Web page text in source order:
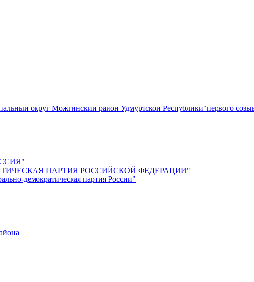
округ Можгинский район Удмуртской Республики"первого
ПАРТИЯ РОССИЙСКОЙ ФЕДЕРАЦИИ"
демократическая партия России"